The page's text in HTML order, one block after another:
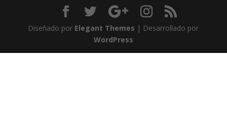
Diseñado por Elegant Themes | Desarrollado por
WordPress